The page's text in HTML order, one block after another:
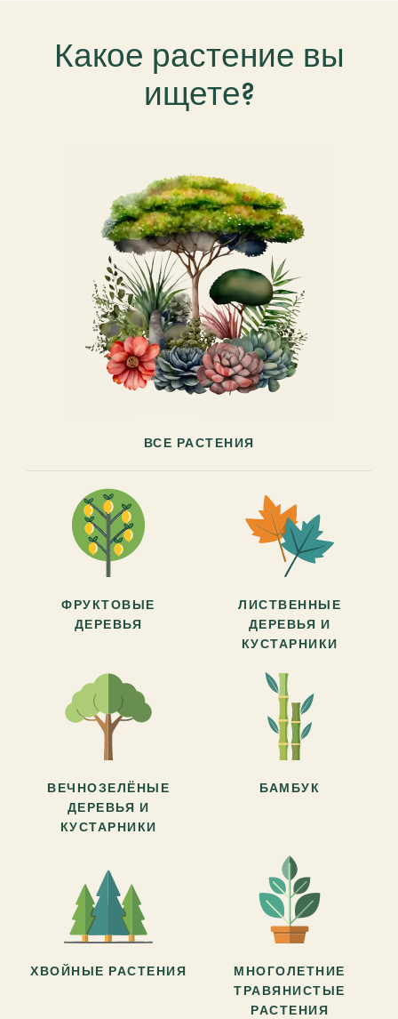
Какое растение вы
ищете?
ВСЕ РАСТЕНИЯ
ФРУКТОВЫЕ
ДЕРЕВЬЯ
ЛИСТВЕННЫЕ
ДЕРЕВЬЯ И
КУСТАРНИКИ
ВЕЧНОЗЕЛЁНЫЕ
ДЕРЕВЬЯ И
КУСТАРНИКИ
БАМБУК
ХВОЙНЫЕ РАСТЕНИЯ
МНОГОЛЕТНИЕ
ТРАВЯНИСТЫЕ
РАСТЕНИЯ